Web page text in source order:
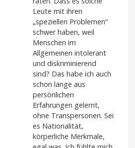
Leute mit ihren
„speziellen Problemen“
schwer haben, weil
Menschen im
Allgemeinen intolerant
und diskriminierend
sind? Das habe ich auch
schon lange aus
persönlichen
Erfahrungen gelernt,
ohne Transpersonen. Sei
es Nationalität,
körperliche Merkmale,